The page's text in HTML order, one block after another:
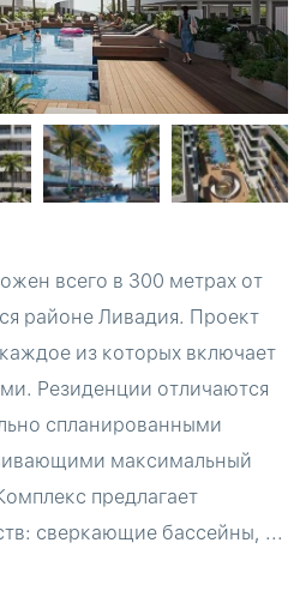
всего в 300 метрах от
районе Ливадия. Проект
из которых включает
Резиденции отличаются
спланированными
максимальный
предлагает
сверкающие бассейны, ...